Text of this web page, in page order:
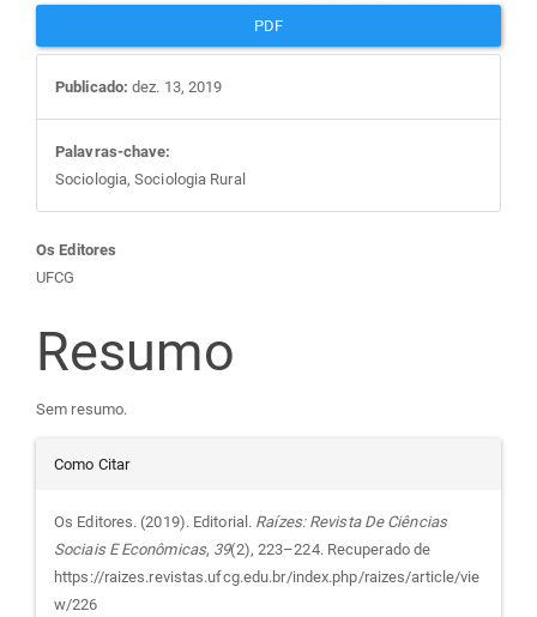
PDF
Publicado: dez. 13, 2019
Palavras-chave:
Sociologia, Sociologia Rural
Conteúdo
do
artigo
principal
Os Editores
UFCG
Resumo
Sem resumo.
Detalhes
do
artigo
Como Citar
Os Editores. (2019). Editorial. Raízes: Revista De Ciências
Sociais E Econômicas, 39(2), 223–224. Recuperado de
https://raizes.revistas.ufcg.edu.br/index.php/raizes/article/vie
w/226